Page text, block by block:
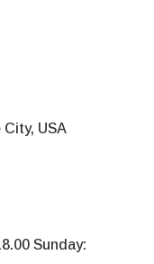
USA
Sunday: